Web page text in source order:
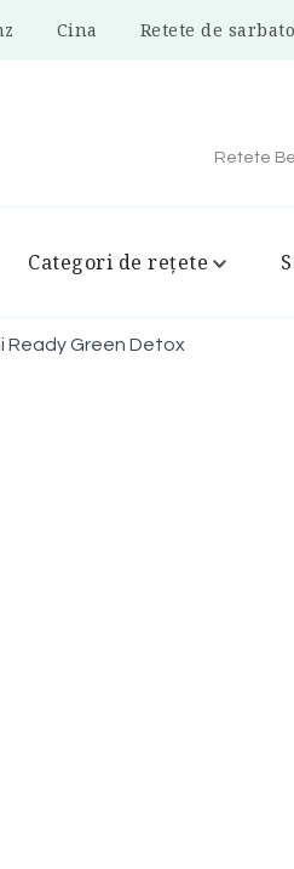
Cina Retete de
Retete
Categori de rețete
Ready Green Detox